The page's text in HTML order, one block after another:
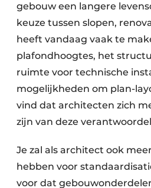
gebouw een langere
keuze tussen slopen,
heeft vandaag vaak te
plafondhoogtes, het
ruimte voor technische
mogelijkheden om plan-
vind dat architecten zich
zijn van deze
Je zal als architect ook
hebben voor
voor dat